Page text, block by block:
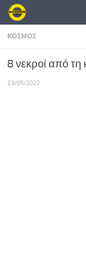
Skip to content
ΚΟΣΜΟΣ
8 νεκροί από τη
23/05/2022